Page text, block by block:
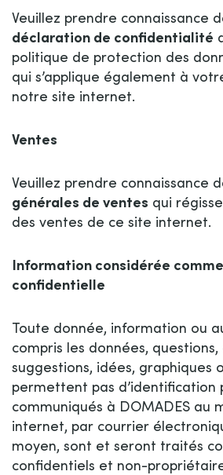
Veuillez prendre connaissance
déclaration de confidentialité
politique de protection des
qui s’applique également à
notre site internet.
Ventes
Veuillez prendre connaissance
générales de ventes qui
des ventes de ce site internet.
Information considérée
confidentielle
Toute donnée, information ou
compris les données,
suggestions, idées, graphiques
permettent pas d’identification
communiqués à DOMADES au
internet, par courrier
moyen, sont et seront traités
confidentiels et non-